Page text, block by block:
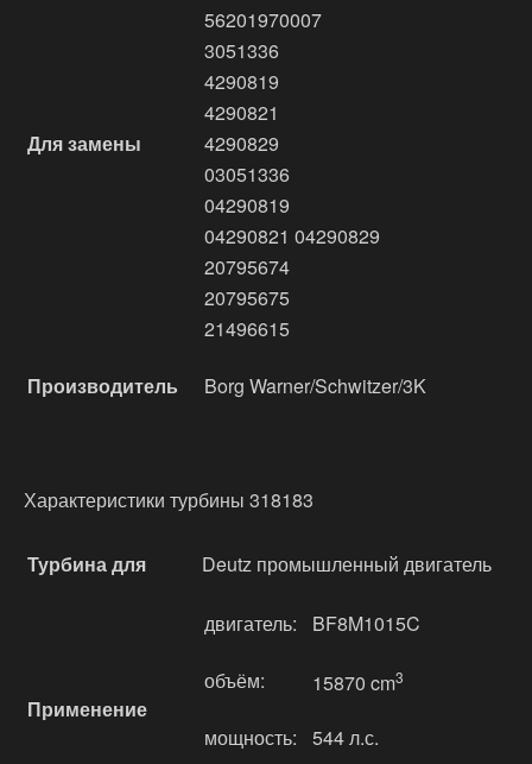
Для замены
56201970007
3051336
4290819
4290821
4290829
03051336
04290819
04290821 04290829
20795674
20795675
21496615
Производитель Borg Warner/Schwitzer/3K
Характеристики турбины 318183
Турбина для Deutz промышленный двигатель
Применение
двигатель: BF8M1015C
объём: 15870 cm3
мощность: 544 л.с.